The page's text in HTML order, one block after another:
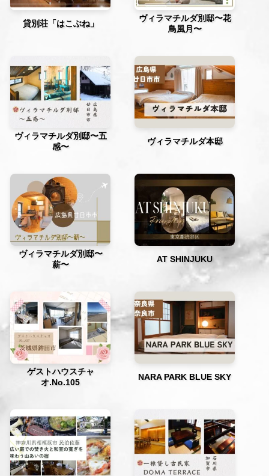
貸別荘「はこぶね」
ヴィラマチルダ別邸〜花
鳥風月〜
ヴィラマチルダ別邸〜五
感〜
ヴィラマチルダ本邸
ヴィラマチルダ別邸〜
薪〜
AT SHINJUKU
ゲストハウスチャ
オ.No.105
NARA PARK BLUE SKY